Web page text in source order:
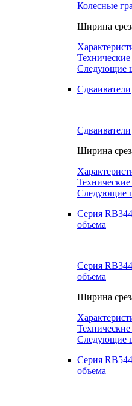
Колесные
Ширина
Технические
Следующие
Сдваиватели
Сдваиватели
Ширина
Технические
Следующие
Серия
объема
Серия
объема
Ширина
Технические
Следующие
Серия
объема